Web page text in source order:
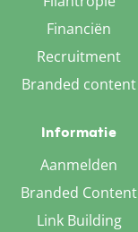
Financiën
Recruitment
Branded content
Informatie
Aanmelden
Branded Content
Link Building